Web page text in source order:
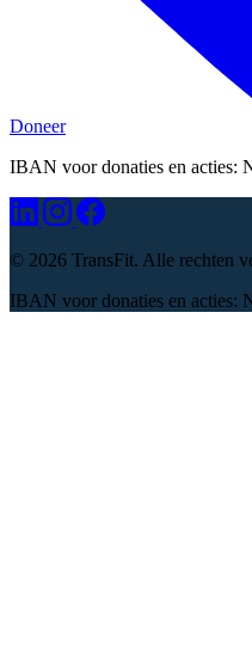
Doneer
IBAN voor donaties en
© 2026 TransFit. Alle rechten
IBAN voor donaties en